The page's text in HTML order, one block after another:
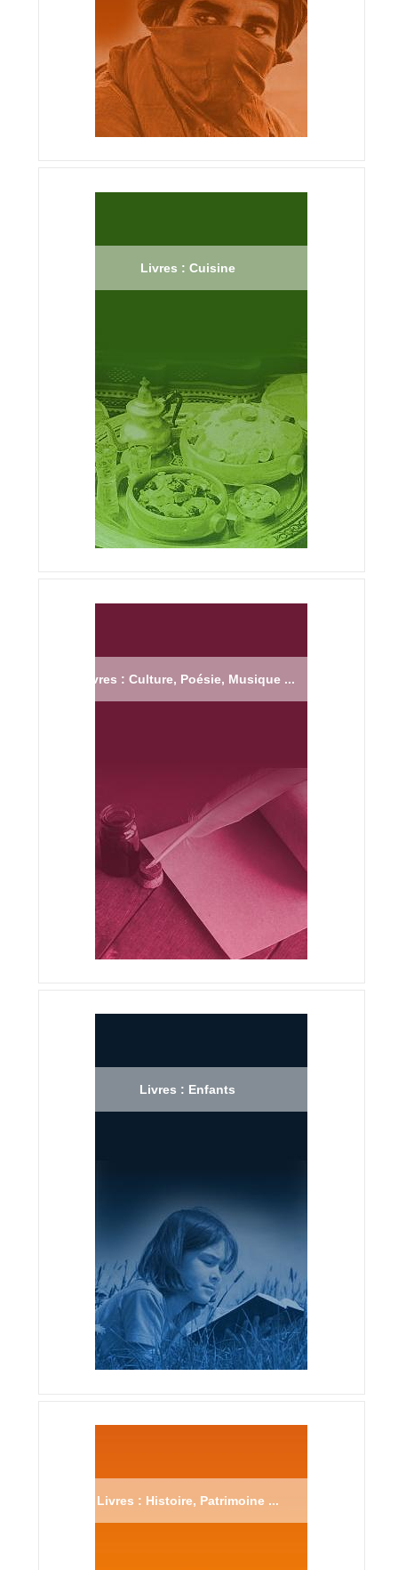
Livres : Cuisine
Livres : Culture, Poésie, Musique ...
Livres : Enfants
Livres : Histoire, Patrimoine ...